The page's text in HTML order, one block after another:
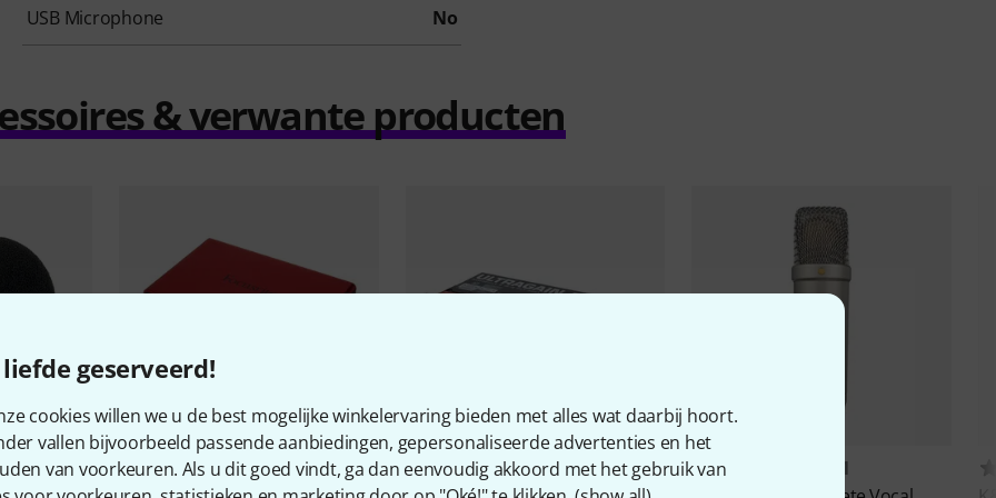
geserveerd!
cookies willen we u de best mogelijke winkelervaring bieden met alles wat daarbij hoort.
vallen bijvoorbeeld passende aanbiedingen, gepersonaliseerde advertenties en het
van voorkeuren. Als u dit goed vindt, ga dan eenvoudig akkoord met het gebruik van
USB Microphone No
& verwante producten
105
844
5311